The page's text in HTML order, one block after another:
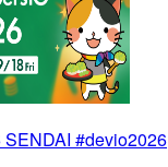
#devio2026